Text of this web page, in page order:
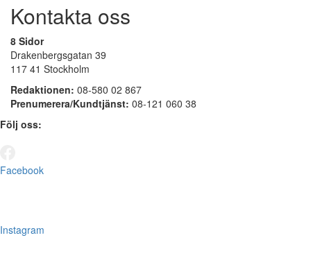
Kontakta oss
8 Sidor
Drakenbergsgatan 39
117 41 Stockholm
Redaktionen: 08-580 02 867
Prenumerera/Kundtjänst: 08-121 060 38
Följ oss:
Facebook
Instagram